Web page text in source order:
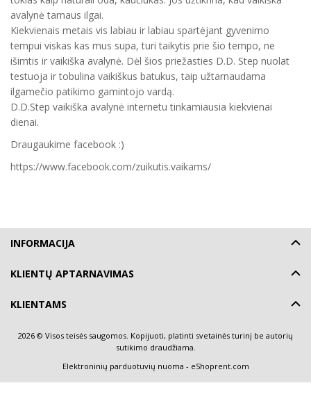
avalynė tarnaus ilgai.
Kiekvienais metais vis labiau ir labiau spartėjant gyvenimo
tempui viskas kas mus supa, turi taikytis prie šio tempo, ne
išimtis ir vaikiška avalynė. Dėl šios priežasties D.D. Step nuolat
testuoja ir tobulina vaikiškus batukus, taip užtarnaudama
ilgamečio patikimo gamintojo vardą.
D.D.Step vaikiška avalynė internetu tinkamiausia kiekvienai
dienai.
Draugaukime facebook :)
https://www.facebook.com/zuikutis.vaikams/
INFORMACIJA
KLIENTŲ APTARNAVIMAS
KLIENTAMS
2026 © Visos teisės saugomos. Kopijuoti, platinti svetainės turinį be autorių
sutikimo draudžiama.
Elektroninių parduotuvių nuoma - eShoprent.com